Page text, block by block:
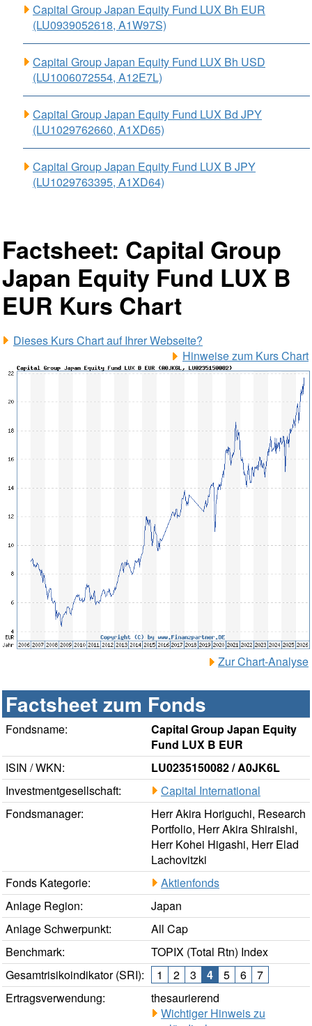
Capital Group Japan Equity Fund LUX Bh EUR
(LU0939052618, A1W97S)
Capital Group Japan Equity Fund LUX Bh USD
(LU1006072554, A12E7L)
Capital Group Japan Equity Fund LUX Bd JPY
(LU1029762660, A1XD65)
Capital Group Japan Equity Fund LUX B JPY
(LU1029763395, A1XD64)
Factsheet: Capital Group
Japan Equity Fund LUX B
EUR Kurs Chart
Dieses Kurs Chart auf Ihrer Webseite?
Hinweise zum Kurs Chart
Zur Chart-Analyse
Factsheet zum Fonds
Fondsname:
Capital Group Japan Equity
Fund LUX B EUR
ISIN / WKN:
LU0235150082 / A0JK6L
Investmentgesellschaft:
Capital International
Fondsmanager:
Herr Akira Horiguchi, Research
Portfolio, Herr Akira Shiraishi,
Herr Kohei Higashi, Herr Elad
Lachovitzki
Fonds Kategorie:
Aktienfonds
Anlage Region:
Japan
Anlage Schwerpunkt:
All Cap
Benchmark:
TOPIX (Total Rtn) Index
Gesamtrisikoindikator (SRI):
1 2 3 4 5 6
7
Ertragsverwendung:
thesaurierend
Wichtiger Hinweis zu